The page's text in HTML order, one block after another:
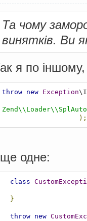
Та чому
винятків. Ви
я по
throw new Exception
);
ще одне:
class
}
throw new